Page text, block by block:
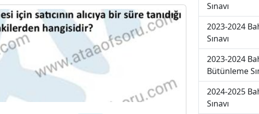
Sınavı
2023-2024
Sınavı
2023-2024
Bütünleme
2024-2025
Sınavı